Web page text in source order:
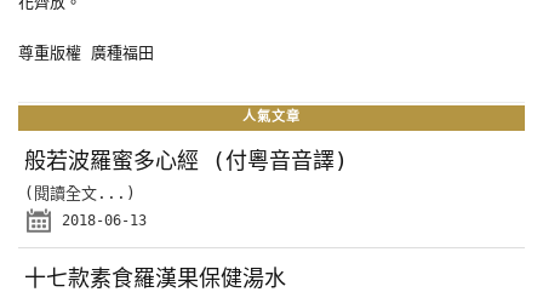
尊重版權 廣種福田
人氣文章
般若波羅蜜多心經 (付粵音音譯)
(閱讀全文...)
2018-06-13
十七款素食羅漢果保健湯水